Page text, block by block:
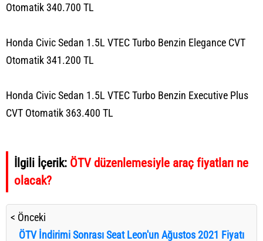
Otomatik 340.700 TL
Honda Civic Sedan 1.5L VTEC Turbo Benzin Elegance CVT
Otomatik 341.200 TL
Honda Civic Sedan 1.5L VTEC Turbo Benzin Executive Plus
CVT Otomatik 363.400 TL
İlgili İçerik: ÖTV düzenlemesiyle araç fiyatları ne
olacak?
< Önceki
ÖTV İndirimi Sonrası Seat Leon'un Ağustos 2021 Fiyatı